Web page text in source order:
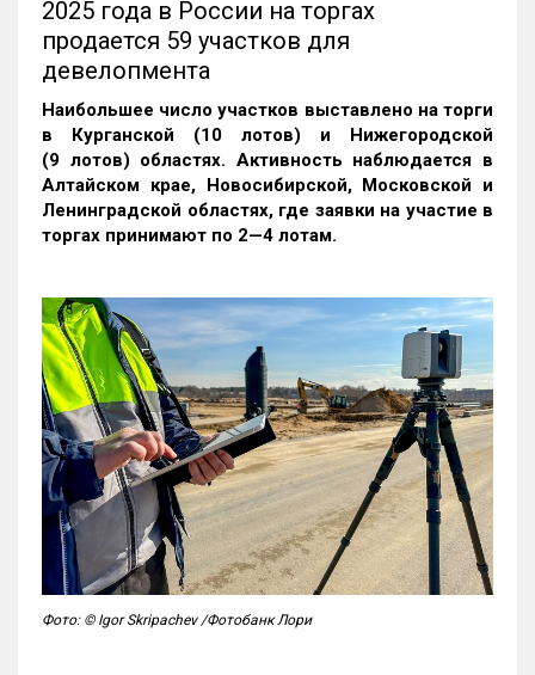
2025 года в России на торгах
продается 59 участков для
девелопмента
Наибольшее число участков выставлено на торги
в Курганской (10 лотов) и Нижегородской
(9 лотов) областях. Активность наблюдается в
Алтайском крае, Новосибирской, Московской и
Ленинградской областях, где заявки на участие в
торгах принимают по 2—4 лотам.
Фото: © Igor Skripachev /Фотобанк Лори